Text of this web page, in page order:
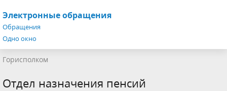
Электронные обращения
Обращения
Одно окно
Горисполком
Отдел назначения пенсий